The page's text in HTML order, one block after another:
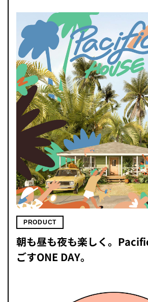
PRODUCT
朝も昼も夜も楽しく。
ごすONE DAY。